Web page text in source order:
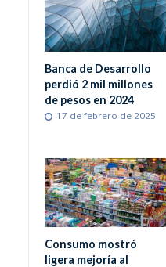
Banca de Desarrollo
perdió 2 mil millones
de pesos en 2024
17 de febrero de 2025
Consumo mostró
ligera mejoría al